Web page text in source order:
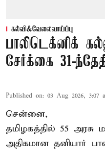
கல்வி&வேலைவாய்ப்பு
பாலிடெக்னிக்
சேர்க்கை 31-
Published on: 03 Aug 2026, 3:07
சென்னை,
தமிழகத்தில் 55 அரசு
அதிகமான தனியார்